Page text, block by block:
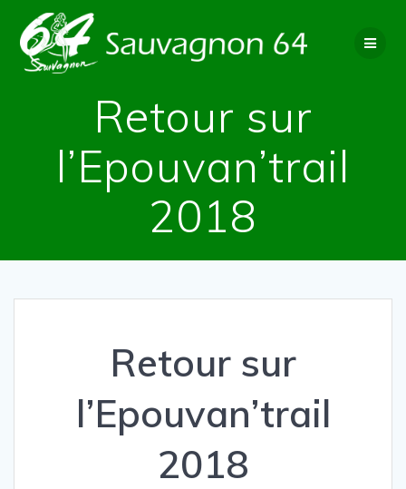
contenu
Retour sur
l’Epouvan’trail
2018
Retour sur
l’Epouvan’trail
2018